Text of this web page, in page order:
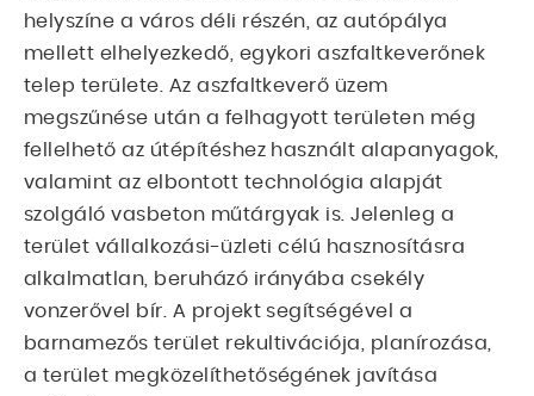
helyszíne a város déli részén, az autópálya
mellett elhelyezkedő, egykori aszfaltkeverőnek
telep területe. Az aszfaltkeverő üzem
megszűnése után a felhagyott területen még
fellelhető az útépítéshez használt alapanyagok,
valamint az elbontott technológia alapját
szolgáló vasbeton műtárgyak is. Jelenleg a
terület vállalkozási-üzleti célú hasznosításra
alkalmatlan, beruházó irányába csekély
vonzerővel bír. A projekt segítségével a
barnamezős terület rekultivációja, planírozása,
a terület megközelíthetőségének javítása